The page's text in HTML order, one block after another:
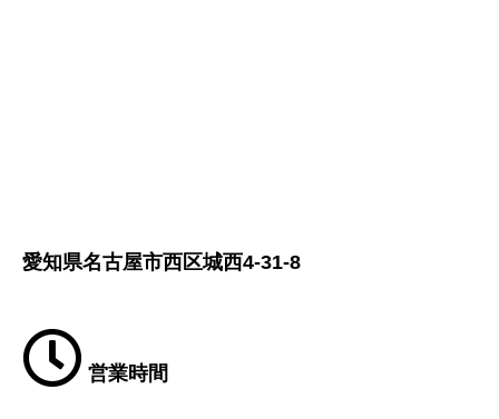
愛知県名古屋市西区城西4-31-8
営業時間